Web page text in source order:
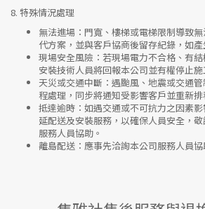
8. 特殊情況處理
無法進場 ：門寬、樓梯或電梯限制導致
代方案，並與客戶協商後留存紀錄，如
現場安全風險 ： 若現場電力不合格、有
安裝技術人員將回報本公司並有權停止施
天災或交通中斷 ：遇颱風、地震或交通
程處理，同步將通知受影響客戶並重新排
抵達逾時 ：如遇交通或不可抗力之因素
延配送及安裝服務，以確保人員安全，
服務人員協助。
離島配送 ：應事先洽詢本公司服務人員協